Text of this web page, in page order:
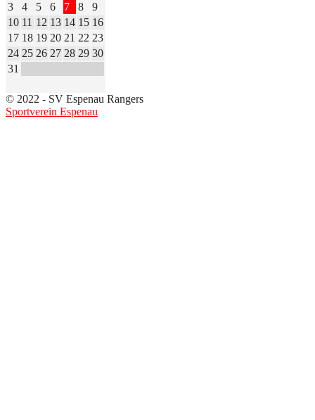
3
4 5 6 7 8
9
10 11 12 13 14 15 16
17 18 19 20 21 22 23
24 25 26 27 28 29 30
31
© 2022 - SV Espenau Rangers
Sportverein Espenau